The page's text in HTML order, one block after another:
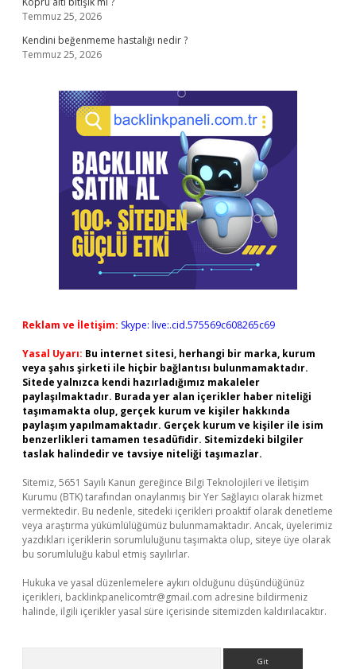
Temmuz 25, 2026
Kendini beğenmeme hastalığı nedir ?
Temmuz 25, 2026
Reklam ve İletişim: Skype: live:.cid.575569c608265c69
Yasal Uyarı: Bu internet sitesi, herhangi bir marka, kurum
veya şahıs şirketi ile hiçbir bağlantısı bulunmamaktadır.
Sitede yalnızca kendi hazırladığımız makaleler
paylaşılmaktadır. Burada yer alan içerikler haber niteliği
taşımamakta olup, gerçek kurum ve kişiler hakkında
paylaşım yapılmamaktadır. Gerçek kurum ve kişiler ile isim
benzerlikleri tamamen tesadüfidir. Sitemizdeki bilgiler
taslak halindedir ve tavsiye niteliği taşımazlar.
Sitemiz, 5651 Sayılı Kanun gereğince Bilgi Teknolojileri ve İletişim
Kurumu (BTK) tarafından onaylanmış bir Yer Sağlayıcı olarak hizmet
vermektedir. Bu nedenle, sitedeki içerikleri proaktif olarak denetleme
veya araştırma yükümlülüğümüz bulunmamaktadır. Ancak, üyelerimiz
yazdıkları içeriklerin sorumluluğunu taşımakta olup, siteye üye olarak
bu sorumluluğu kabul etmiş sayılırlar.
Hukuka ve yasal düzenlemelere aykırı olduğunu düşündüğünüz
içerikleri, backlinkpanelicomtr@gmail.com adresine bildirmeniz
halinde, ilgili içerikler yasal süre içerisinde sitemizden kaldırılacaktır.